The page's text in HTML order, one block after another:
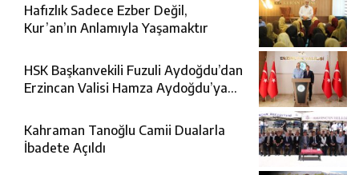
Hafızlık Sadece Ezber Değil,
Kur’an’ın Anlamıyla Yaşamaktır
HSK Başkanvekili Fuzuli Aydoğdu’dan
Erzincan Valisi Hamza Aydoğdu’ya
Kahraman Tanoğlu Camii Dualarla
İbadete Açıldı